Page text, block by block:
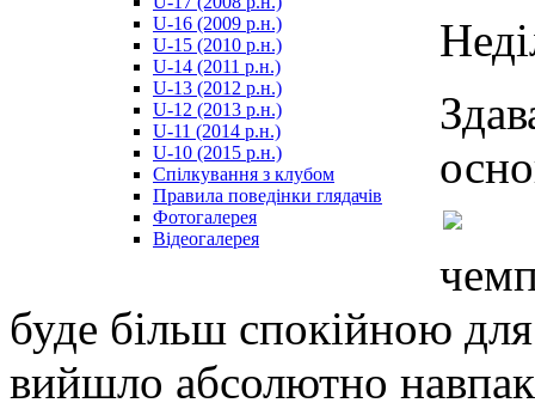
U-16 (2009 р.н.)
U-15 (2010 р.н.)
U-14 (2011 р.н.)
U-13 (2012 р.н.)
U-12 (2013 р.н.)
U-11 (2014 р.н.)
U-10 (2015 р.н.)
Спілкування з клубом
Правила поведінки глядачів
Фотогалерея
Відеогалерея
буде більш спокійною
вийшло абсолютно